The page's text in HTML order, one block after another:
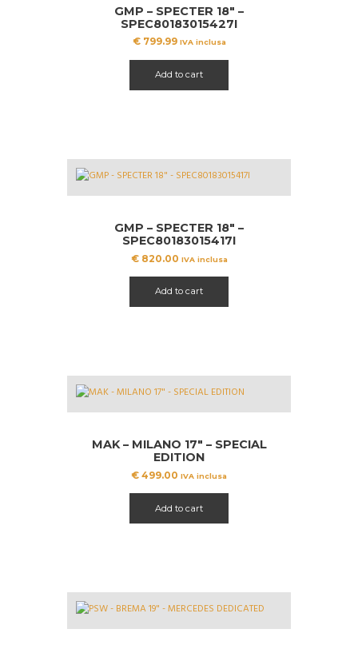
GMP – SPECTER 18″ –
SPEC80183015427I
€799.99 IVA inclusa
Add to cart
GMP – SPECTER 18″ –
SPEC80183015417I
€820.00 IVA inclusa
Add to cart
MAK – MILANO 17″ – SPECIAL
EDITION
€ 499.00 IVA inclusa
Add to cart